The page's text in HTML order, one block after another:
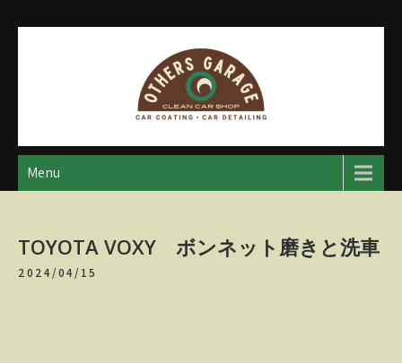
アザースガレージ
【神奈川・厚木・愛川】カーメンテナンス
Menu
TOYOTA VOXY ボンネット磨きと洗車
2024/04/15